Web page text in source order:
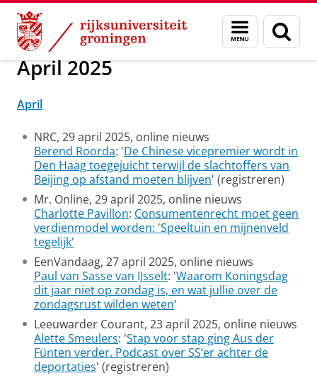
Skip
Content
Skip
Navigation
Menu
en
zoeken
Over ons In de media
April 2025
April
NRC, 29 april 2025, online nieuws
Berend Roorda: 'De Chinese vicepremier wordt in
Den Haag toegejuicht terwijl de slachtoffers van
Beijing op afstand moeten blijven' (registreren)
Mr. Online, 29 april 2025, online nieuws
Charlotte Pavillon: Consumentenrecht moet geen
verdienmodel worden: 'Speeltuin en mijnenveld
tegelijk'
EenVandaag, 27 april 2025, online nieuws
Paul van Sasse van IJsselt: 'Waarom Koningsdag
dit jaar niet op zondag is, en wat jullie over de
zondagsrust wilden weten'
Leeuwarder Courant, 23 april 2025, online nieuws
Alette Smeulers: 'Stap voor stap ging Aus der
Fünten verder. Podcast over SS’er achter de
deportaties' (registreren)